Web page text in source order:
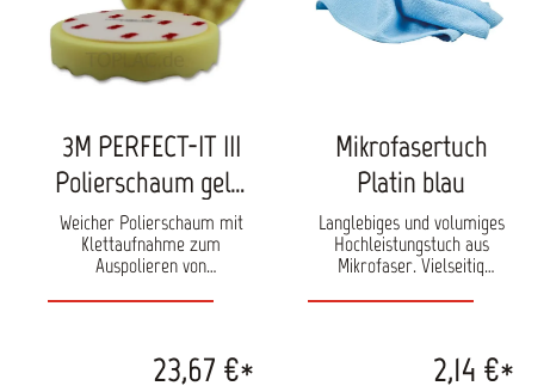
3M PERFECT-IT III
Polierschaum gelb,
gewaffelt
Weicher Polierschaum mit
Klettaufnahme zum
Auspolieren von
Oberflächen. Die gewaffelte
während des Polierens und
23,67 €*
Mikrofasertuch
Platin blau
Langlebiges und volumiges
Hochleistungstuch aus
Mikrofaser. Vielseitig
bei der Fahrzeugpflege. Das
Schmutz und Wasser. Kann in
2,14 €*